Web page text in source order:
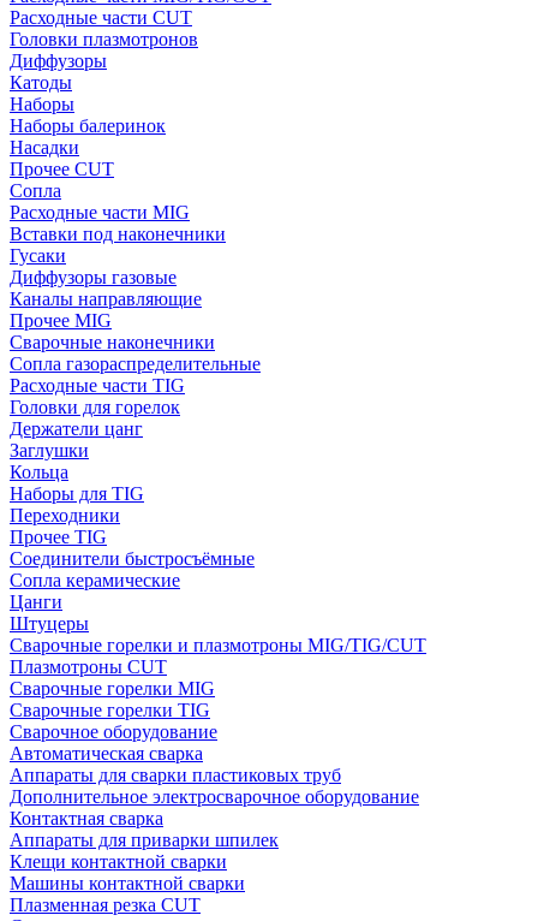
Расходные части CUT
Головки плазмотронов
Диффузоры
Катоды
Наборы
Наборы балеринок
Насадки
Прочее CUT
Сопла
Расходные части MIG
Вставки под наконечники
Гусаки
Диффузоры газовые
Каналы направляющие
Прочее MIG
Сварочные наконечники
Сопла газораспределительные
Расходные части TIG
Головки для горелок
Держатели цанг
Заглушки
Кольца
Наборы для TIG
Переходники
Прочее TIG
Соединители быстросъёмные
Сопла керамические
Цанги
Штуцеры
Сварочные горелки и плазмотроны MIG/TIG/CUT
Плазмотроны CUT
Сварочные горелки MIG
Сварочные горелки TIG
Сварочное оборудование
Автоматическая сварка
Аппараты для сварки пластиковых труб
Дополнительное электросварочное оборудование
Контактная сварка
Аппараты для приварки шпилек
Клещи контактной сварки
Машины контактной сварки
Плазменная резка CUT